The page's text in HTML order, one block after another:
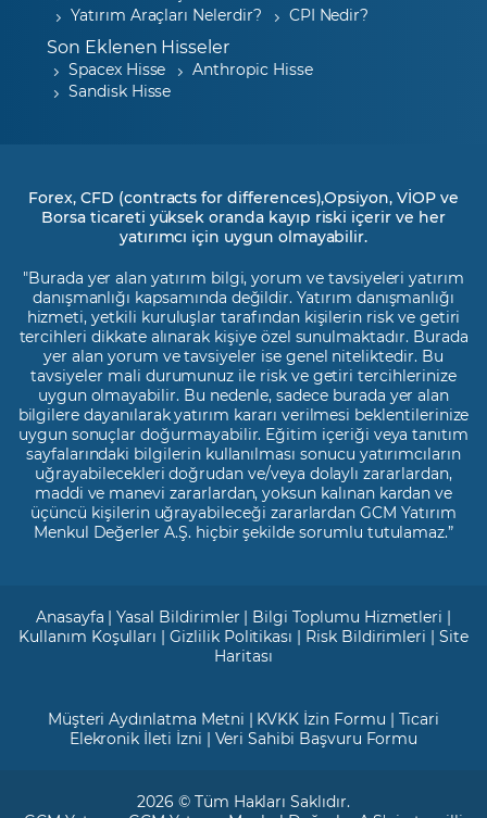
Yatırım Araçları Nelerdir?
CPI Nedir?
Son Eklenen Hisseler
Spacex Hisse
Anthropic Hisse
Sandisk Hisse
Forex, CFD (contracts for differences),Opsiyon, VİOP ve
Borsa ticareti yüksek oranda kayıp riski içerir ve her
yatırımcı için uygun olmayabilir.
"Burada yer alan yatırım bilgi, yorum ve tavsiyeleri yatırım
danışmanlığı kapsamında değildir. Yatırım danışmanlığı
hizmeti, yetkili kuruluşlar tarafından kişilerin risk ve getiri
tercihleri dikkate alınarak kişiye özel sunulmaktadır. Burada
yer alan yorum ve tavsiyeler ise genel niteliktedir. Bu
tavsiyeler mali durumunuz ile risk ve getiri tercihlerinize
uygun olmayabilir. Bu nedenle, sadece burada yer alan
bilgilere dayanılarak yatırım kararı verilmesi beklentilerinize
uygun sonuçlar doğurmayabilir. Eğitim içeriği veya tanıtım
sayfalarındaki bilgilerin kullanılması sonucu yatırımcıların
uğrayabilecekleri doğrudan ve/veya dolaylı zararlardan,
maddi ve manevi zararlardan, yoksun kalınan kardan ve
üçüncü kişilerin uğrayabileceği zararlardan GCM Yatırım
Menkul Değerler A.Ş. hiçbir şekilde sorumlu tutulamaz.”
Anasayfa |Yasal Bildirimler | Bilgi Toplumu Hizmetleri |
Kullanım Koşulları |Gizlilik Politikası | Risk Bildirimleri |Site
Haritası
Müşteri Aydınlatma Metni | KVKK İzin Formu | Ticari
Elekronik İleti İzni | Veri Sahibi Başvuru Formu
2026 © Tüm Hakları Saklıdır.